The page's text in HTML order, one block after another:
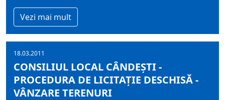
Vezi mai mult
18.03.2011
CONSILIUL LOCAL CÂNDEȘTI -
PROCEDURA DE LICITAȚIE DESCHISĂ -
VÂNZARE TERENURI